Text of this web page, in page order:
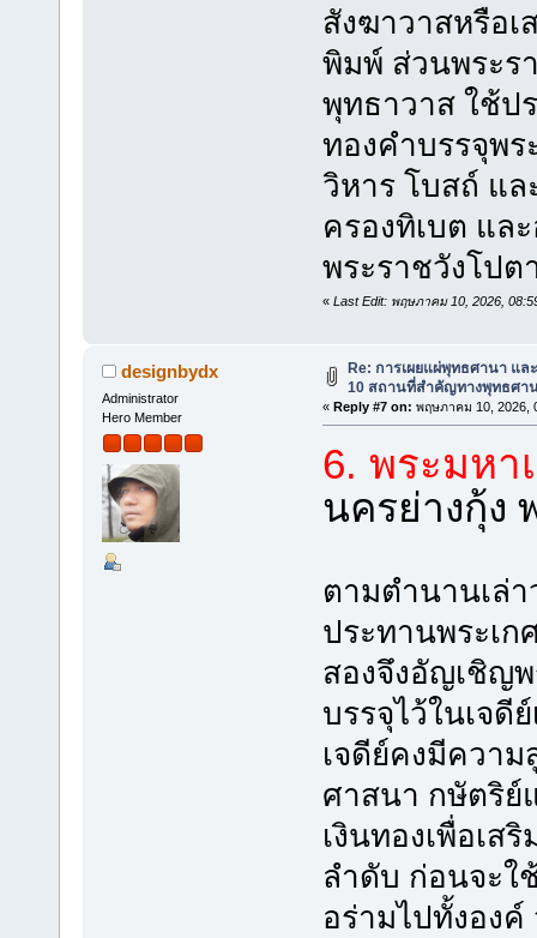
สังฆาวาสหรือเ
พิมพ์ ส่วนพระร
พุทธาวาส ใช้ป
ทองคำบรรจุพ
วิหาร โบสถ์ แ
ครองทิเบต แล
พระราชวังโป
« Last Edit: พฤษภาคม 10, 2026,
designbydx
Administrator
Hero Member
Re: การเผยแผ่พุทธศานา แ
10 สถานที่สำคัญทางพุทธศาน
« Reply #7 on: พฤษภาคม 10, 2026,
6. พระมหา
นครย่างกุ้ง
ตามตำนานเล่า
ประทานพระเ
สองจึงอัญเชิญ
บรรจุไว้ในเจดี
เจดีย์คงมีควา
ศาสนา กษัตริย์
เงินทองเพื่อเส
ลำดับ ก่อนจะใ
อร่ามไปทั้งอง